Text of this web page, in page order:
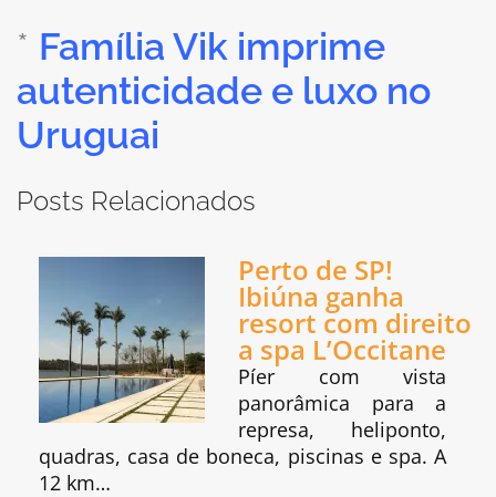
* Família Vik imprime
autenticidade e luxo no
Uruguai
Posts Relacionados
Perto de SP!
Ibiúna ganha
resort com direito
a spa L’Occitane
Píer com vista
panorâmica para a
represa, heliponto,
quadras, casa de boneca, piscinas e spa. A
12 km…